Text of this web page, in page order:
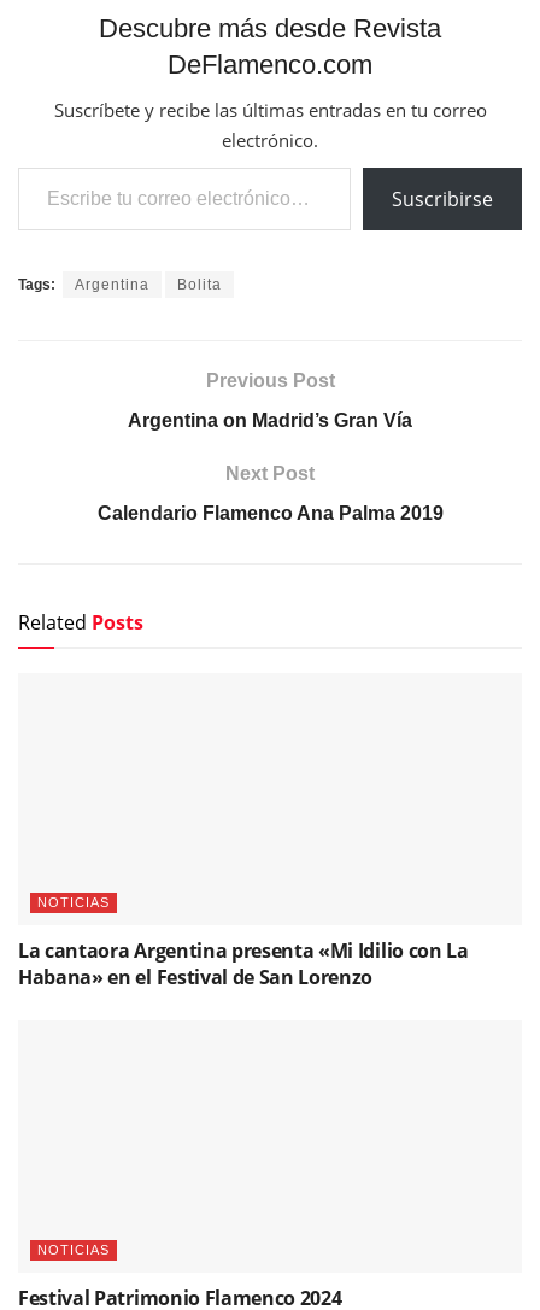
Descubre más desde Revista
DeFlamenco.com
Suscríbete y recibe las últimas entradas en tu correo
electrónico.
Escribe tu correo electrónico…
Suscribirse
Tags: Argentina Bolita
Previous Post
Argentina on Madrid’s Gran Vía
Next Post
Calendario Flamenco Ana Palma 2019
Related Posts
NOTICIAS
La cantaora Argentina presenta «Mi Idilio con La
Habana» en el Festival de San Lorenzo
NOTICIAS
Festival Patrimonio Flamenco 2024